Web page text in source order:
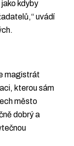
kdyby
uvádí
magistrát
kterou sám
město
dobrý a